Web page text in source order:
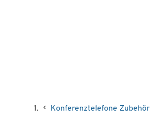
Konferenztelefone Zubehör